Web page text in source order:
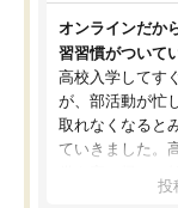
オンラインだか
習習慣がついて
高校入学してす
が、部活動が忙
取れなくなると
ていきました。
供も家に帰って
応を示します。
投